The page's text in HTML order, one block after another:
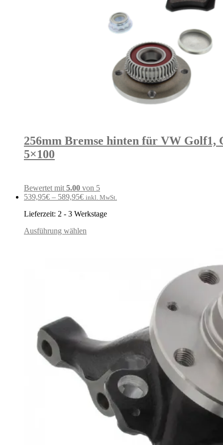
256mm Bremse hinten für VW Golf1,
5×100
Bewertet mit 5.00 von 5
539,95€ – 589,95€ inkl. MwSt.
Lieferzeit: 2 - 3 Werkstage
Ausführung wählen